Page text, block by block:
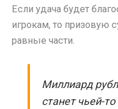
Если удача будет
игрокам, то призовую
равные части.
Миллиард
станет чьей-